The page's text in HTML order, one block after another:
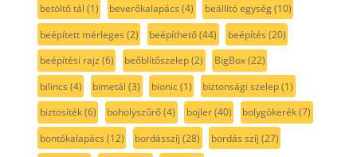
betöltő tál (1) beverőkalapács (4) beállító egység(10)
beépített mérleges (2) beépíthető(44) beépítés (20)
beépítési rajz (6) beőblítőszelep(2) BigBox(22)
bilincs (4) bimetál (3) bionic(1) biztonsági szelep(1)
biztosíték(6) boholyszűrő(4) bojler(40) bolygókerék(7)
bontókalapács (12) bordásszíj (28) bordás szíj (27)